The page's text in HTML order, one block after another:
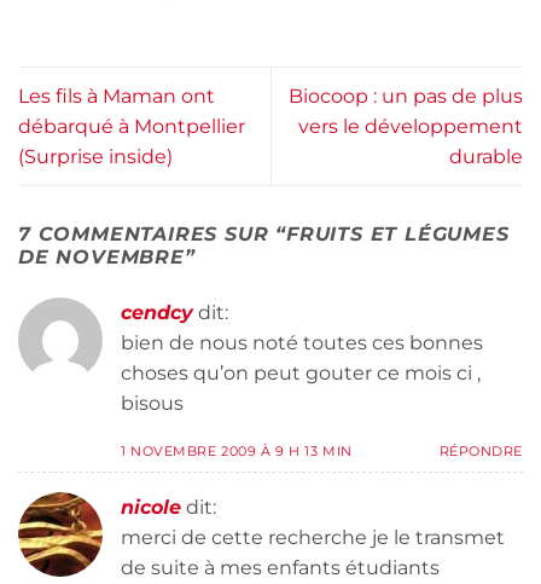
Les fils à Maman ont
débarqué à Montpellier
(Surprise inside)
Biocoop : un pas de plus
vers le développement
durable
7 COMMENTAIRES SUR “FRUITS ET LÉGUMES
DE NOVEMBRE”
cendcy dit:
bien de nous noté toutes ces bonnes
choses qu’on peut gouter ce mois ci ,
bisous
1 NOVEMBRE 2009 À 9 H 13 MIN RÉPONDRE
nicole dit:
merci de cette recherche je le transmet
de suite à mes enfants étudiants